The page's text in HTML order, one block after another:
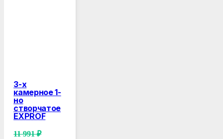
3-х
камерное 1-
но
створчатое
EXPROF
11 991₽